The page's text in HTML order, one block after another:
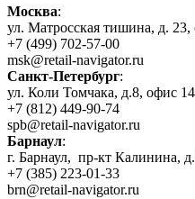
Москва:
ул. Матросская тишина, д. 23,
+7 (499) 702-57-00
msk@retail-navigator.ru
Санкт-Петербург:
ул. Коли Томчака, д.8, офис 14
+7 (812) 449-90-74
spb@retail-navigator.ru
Барнаул:
г. Барнаул, пр-кт Калинина,
+7 (385) 223-01-33
brn@retail-navigator.ru